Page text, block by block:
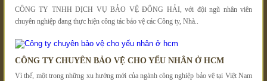
CÔNG TY TNHH DỊCH VỤ BẢO VỆ ĐÔNG HẢI, với đội ngũ nhân viên
chuyên nghiệp đang thực hiện công tác bảo vệ các Công ty, Nhà..
CÔNG TY CHUYÊN BẢO VỆ CHO YẾU NHÂN Ở HCM
Vì thế, một trong những xu hướng mới của ngành công nghiệp bảo vệ tại Việt Nam